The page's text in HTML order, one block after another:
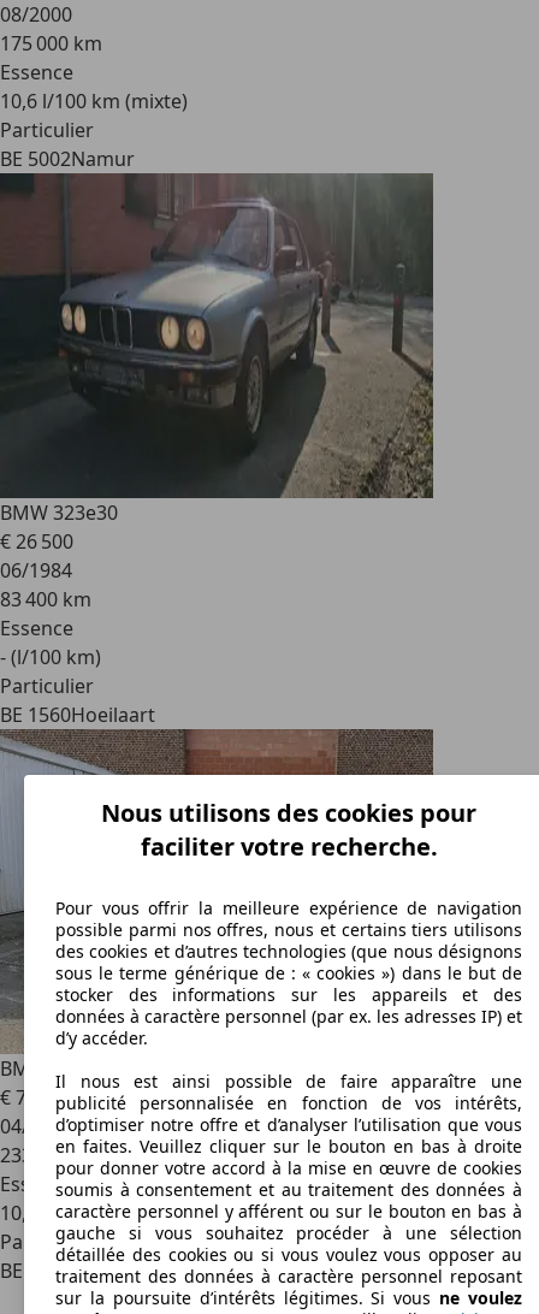
08/2000
175 000 km
Essence
10,6 l/100 km (mixte)
Particulier
BE 5002Namur
BMW 323e30
€ 26 500
06/1984
83 400 km
Essence
- (l/100 km)
Particulier
BE 1560Hoeilaart
BMW 323
€ 7 500
04/2000
233 171 km
Essence
10,6 l/100 km (mixte)
Particulier
BE 8710Wielsbeke
Nous utilisons des cookies pour
faciliter votre recherche.
Pour vous offrir la meilleure expérience de navigation
possible parmi nos offres, nous et certains tiers utilisons
des cookies et d’autres technologies (que nous désignons
sous le terme générique de : « cookies ») dans le but de
stocker des informations sur les appareils et des
données à caractère personnel (par ex. les adresses IP) et
d’y accéder.
Il nous est ainsi possible de faire apparaître une
publicité personnalisée en fonction de vos intérêts,
d’optimiser notre offre et d’analyser l’utilisation que vous
en faites. Veuillez cliquer sur le bouton en bas à droite
pour donner votre accord à la mise en œuvre de cookies
soumis à consentement et au traitement des données à
caractère personnel y afférent ou sur le bouton en bas à
gauche si vous souhaitez procéder à une sélection
détaillée des cookies ou si vous voulez vous opposer au
traitement des données à caractère personnel reposant
sur la poursuite d’intérêts légitimes. Si vous ne voulez